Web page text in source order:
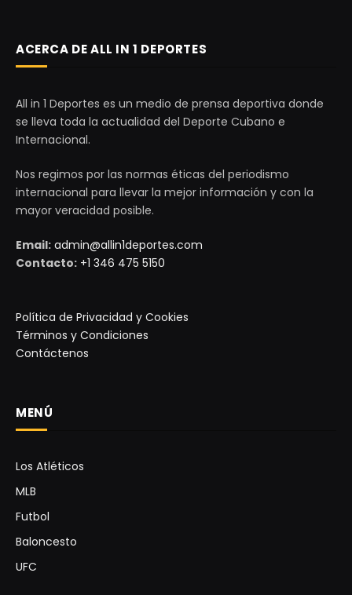
ACERCA DE ALL IN 1 DEPORTES
All in 1 Deportes es un medio de prensa deportiva donde
se lleva toda la actualidad del Deporte Cubano e
Internacional.
Nos regimos por las normas éticas del periodismo
internacional para llevar la mejor información y con la
mayor veracidad posible.
Email: admin@allin1deportes.com
Contacto: +1 346 475 5150
Política de Privacidad y Cookies
Términos y Condiciones
Contáctenos
MENÚ
Los Atléticos
MLB
Futbol
Baloncesto
UFC